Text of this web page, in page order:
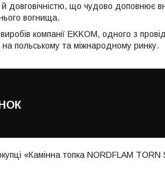
довговічністю, що чудово доповнює
вогнища.
компанії EKKOM, одного з
на польському та міжнародному ринку.
«Камінна топка NORDFLAM TORN